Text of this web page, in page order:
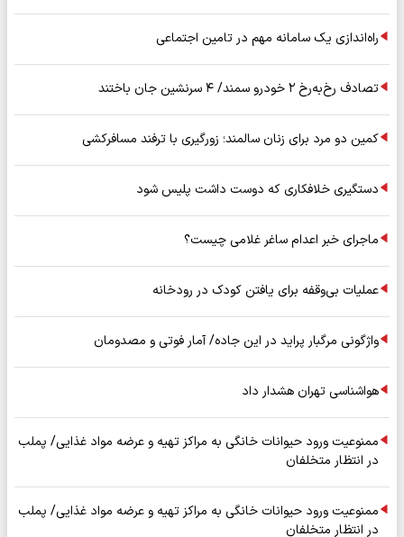
راه‌اندازی یک سامانه مهم در تامین اجتماعی
تصادف رخ‌به‌رخ ۲ خودرو سمند/ ۴ سرنشین جان باختند
کمین دو مرد برای زنان سالمند؛ زورگیری با ترفند مسافرکشی
دستگیری خلافکاری که دوست داشت پلیس شود
ماجرای خبر اعدام ساغر غلامی چیست؟
عملیات بی‌وقفه برای یافتن کودک در رودخانه
واژگونی مرگبار پراید در این جاده/ آمار فوتی و مصدومان
هواشناسی تهران هشدار داد
ممنوعیت ورود حیوانات خانگی به مراکز تهیه و عرضه مواد غذایی/ پملب
در انتظار متخلفان
ممنوعیت ورود حیوانات خانگی به مراکز تهیه و عرضه مواد غذایی/ پملب
در انتظار متخلفان